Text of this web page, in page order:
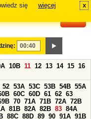
się
więcej x
10B 11 12 13 14 15 16
52 53A 53C 53B 54B 55A
60C 60D 61 62 63
70 71A 71B 72A 72B
81B 82A 82B 83 84A
88C 88D 89 90 91A 91B